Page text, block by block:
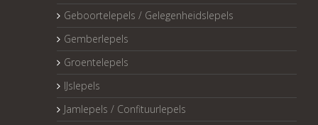
Geboortelepels / Gelegenheidslepels
Gemberlepels
Groentelepels
IJslepels
Jamlepels / Confituurlepels